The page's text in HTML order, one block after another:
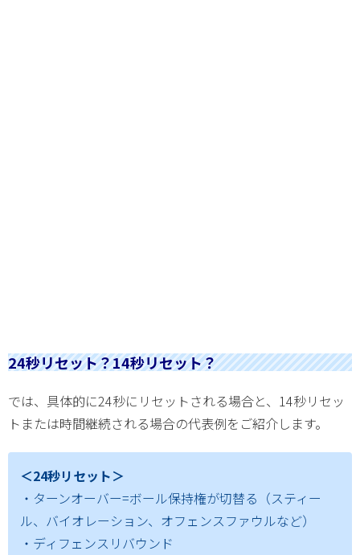
24秒リセット？14秒リセット？
では、具体的に24秒にリセットされる場合と、14秒リセッ
トまたは時間継続される場合の代表例をご紹介します。
＜24秒リセット＞
・ターンオーバー=ボール保持権が切替る（スティー
ル、バイオレーション、オフェンスファウルなど）
・ディフェンスリバウンド